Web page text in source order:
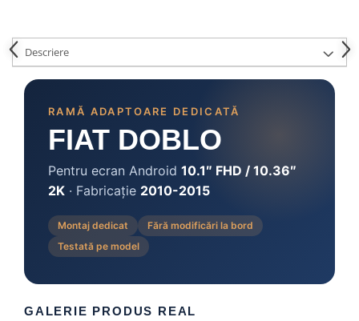
Camere marșarier universale
Camere Skoda
Camere Volkswagen
Camere Audi
Camere BMW
Camere Ford
Camere Opel
Descriere
RAMĂ ADAPTOARE DEDICATĂ
FIAT DOBLO
Pentru ecran Android 10.1″ FHD / 10.36″
2K · Fabricație 2010-2015
Montaj dedicat
Fără modificări la bord
Testată pe model
GALERIE PRODUS REAL